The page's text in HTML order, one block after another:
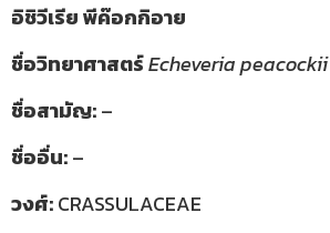
อิชิวีเรีย พีค๊อกกิอาย
ชื่อวิทยาศาสตร์Echeveria peacockii
ชื่อสามัญ:–
ชื่ออื่น:–
วงศ์:CRASSULACEAE